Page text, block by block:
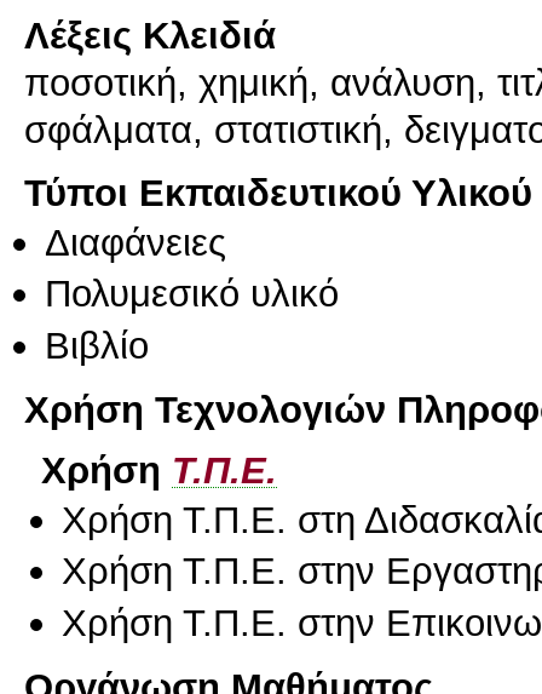
Λέξεις Κλειδιά
ποσοτική, χημική, ανάλυση,
σφάλματα, στατιστική,
Τύποι Εκπαιδευτικού Υλικού
Διαφάνειες
Πολυμεσικό υλικό
Βιβλίο
Χρήση Τεχνολογιών
Χρήση Τ.Π.Ε.
Χρήση Τ.Π.Ε. στη
Χρήση Τ.Π.Ε. στην
Χρήση Τ.Π.Ε. στην